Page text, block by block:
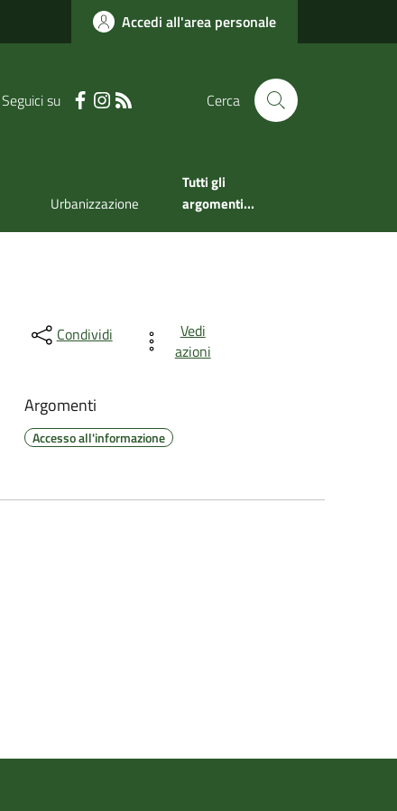
Accedi all'area personale
Seguici su Cerca
Urbanizzazione
Tutti gli
argomenti...
Condividi
Vedi
azioni
Argomenti
Accesso all'informazione